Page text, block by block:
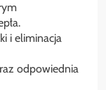
i eliminacja
odpowiednia